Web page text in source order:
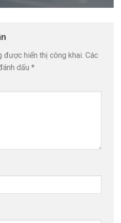
được hiển thị công khai. Các
dấu *